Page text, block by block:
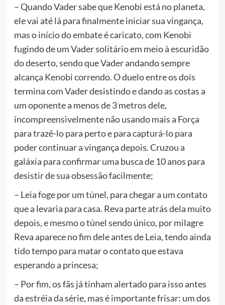
– Quando Vader sabe que Kenobi está no planeta,
ele vai até lá para finalmente iniciar sua vingança,
mas o início do embate é caricato, com Kenobi
fugindo de um Vader solitário em meio à escuridão
do deserto, sendo que Vader andando sempre
alcança Kenobi correndo. O duelo entre os dois
termina com Vader desistindo e dando as costas a
um oponente a menos de 3 metros dele,
incompreensivelmente não usando mais a Força
para trazê-lo para perto e para capturá-lo para
poder continuar a vingança depois. Cruzou a
galáxia para confirmar uma busca de 10 anos para
desistir de sua obsessão facilmente;
– Leia foge por um túnel, para chegar a um contato
que a levaria para casa. Reva parte atrás dela muito
depois, e mesmo o túnel sendo único, por milagre
Reva aparece no fim dele antes de Leia, tendo ainda
tido tempo para matar o contato que estava
esperando a princesa;
– Por fim, os fãs já tinham alertado para isso antes
da estréia da série, mas é importante frisar: um dos